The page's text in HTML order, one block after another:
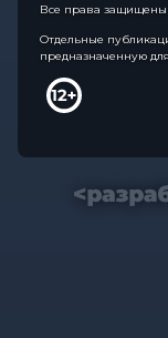
Все права
Отдельные
предназначенную